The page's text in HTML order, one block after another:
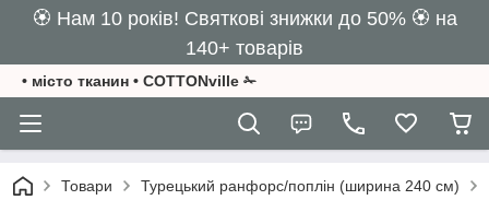
🏵️ Нам 10 років! Святкові знижки до 50% 🏵️ на
140+ товарів
• місто тканин • COTTONville ✁
Товари Турецький ранфорс/поплін (ширина 240 см)